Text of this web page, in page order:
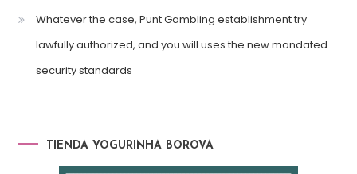
Whatever the case, Punt Gambling establishment try
lawfully authorized, and you will uses the new mandated
security standards
TIENDA YOGURINHA BOROVA